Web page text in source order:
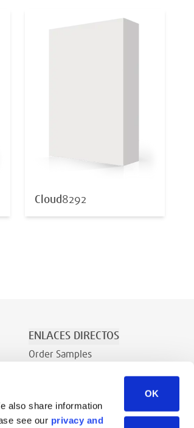
also share information
see our privacy and
OK
Cloud8292
ENLACES DIRECTOS
Order Samples